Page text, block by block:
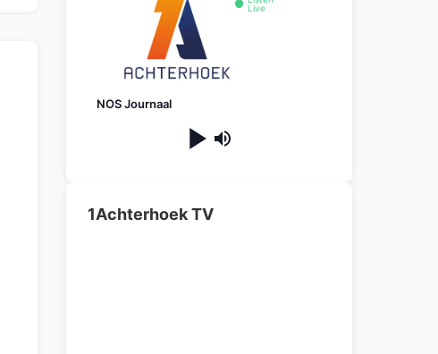
Live
NOS Journaal
1Achterhoek TV